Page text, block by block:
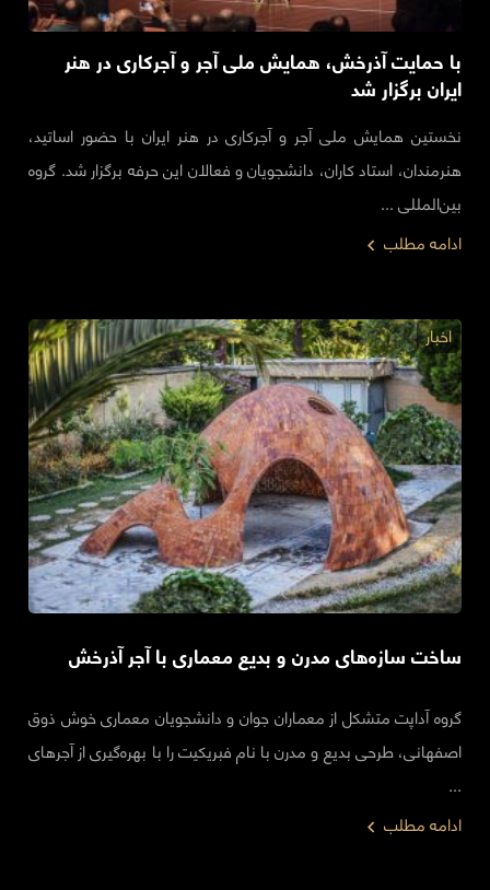
با حمایت آذرخش، همایش ملی آجر و آجرکاری در هنر
ایران برگزار شد
نخستین همایش ملی آجر و آجرکاری در هنر ایران با حضور اساتید،
هنرمندان، استاد کاران، دانشجویان و فعالان این حرفه برگزار شد. گروه
بین‌المللی ...
ادامه مطلب
ساخت سازه‌های مدرن و بدیع معماری با آجر آذرخش
گروه آداپت متشکل از معماران جوان و دانشجویان معماری خوش ذوق
اصفهانی، طرحی بدیع و مدرن با نام فبریکیت را با بهره‌گیری از آجرهای
...
اخبار
ادامه مطلب